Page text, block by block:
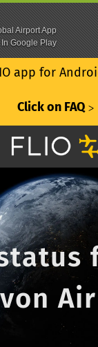
app for
Click on FAQ ᐳ
Airport App
In Google Play